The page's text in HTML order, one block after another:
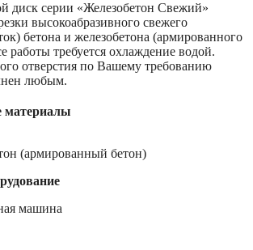
диск серии «Железобетон Свежий»
высокоабразивного свежего
бетона и железобетона (армированного
работы требуется охлаждение водой.
отверстия по Вашему требованию
любым.
материалы
(армированный бетон)
машина